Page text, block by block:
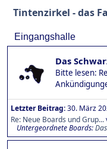
Tintenzirkel - das
Eingangshalle
Das
Bitte lesen:
Letzter Beitrag:30. März
Re: Neue Boards und Grup...
Untergeordnete Boards